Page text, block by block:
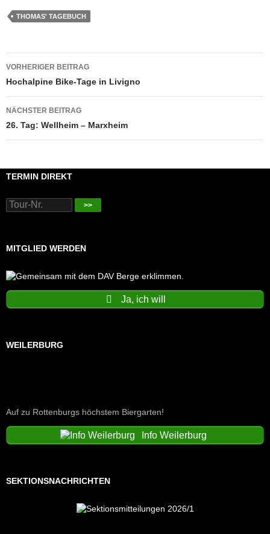
THOMAS' TAGEBUCH
Beitragsnavigation
VORHERIGER BEITRAG
Hochalpine Bike-Tage in Livigno
NÄCHSTER BEITRAG
26. Tag: Wellheim – Marxheim
TERMIN DIREKT
>>
MITGLIED WERDEN
Ja, ich will
WEILERBURG
Auf zu Rottenburgs höchstem Biergarten!
Info Weilerburg
SEKTIONSNACHRICHTEN